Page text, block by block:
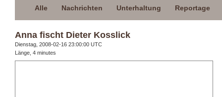
Alle Nachrichten Unterhaltung Reportage
Anna fischt Dieter Kosslick
Dienstag, 2008-02-16 23:00:00 UTC
Länge, 4 minutes